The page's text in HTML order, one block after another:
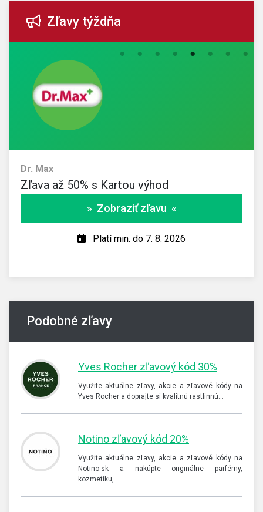
Zľavy týždňa
Dr. Max
Zľava až 50% s Kartou výhod
» Zobraziť zľavu «
Platí min. do 7. 8. 2026
Podobné zľavy
Yves Rocher zľavový kód 30%
Využite aktuálne zľavy, akcie a zľavové kódy na
Yves Rocher a doprajte si kvalitnú rastlinnú…
Notino zľavový kód 20%
Využite aktuálne zľavy, akcie a zľavové kódy na
Notino.sk a nakúpte originálne parfémy,
kozmetiku,…